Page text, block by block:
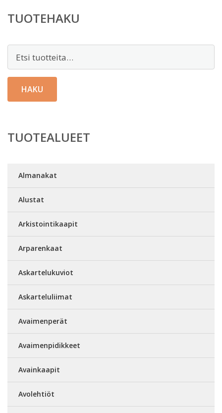
TUOTEHAKU
HAKU
TUOTEALUEET
Almanakat
Alustat
Arkistointikaapit
Arparenkaat
Askartelukuviot
Askarteluliimat
Avaimenperät
Avaimenpidikkeet
Avainkaapit
Avolehtiöt